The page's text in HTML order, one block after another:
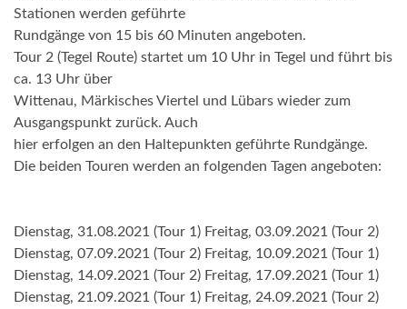
Stationen werden geführte
Rundgänge von 15 bis 60 Minuten angeboten.
Tour 2 (Tegel Route) startet um 10 Uhr in Tegel und führt bis
ca. 13 Uhr über
Wittenau, Märkisches Viertel und Lübars wieder zum
Ausgangspunkt zurück. Auch
hier erfolgen an den Haltepunkten geführte Rundgänge.
Die beiden Touren werden an folgenden Tagen angeboten:
Dienstag, 31.08.2021 (Tour 1) Freitag, 03.09.2021 (Tour 2)
Dienstag, 07.09.2021 (Tour 2) Freitag, 10.09.2021 (Tour 1)
Dienstag, 14.09.2021 (Tour 2) Freitag, 17.09.2021 (Tour 1)
Dienstag, 21.09.2021 (Tour 1) Freitag, 24.09.2021 (Tour 2)